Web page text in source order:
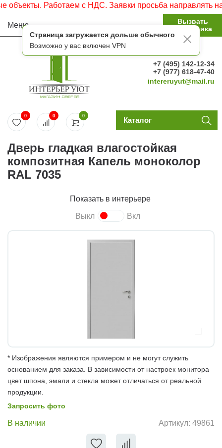
Страница загружается дольше обычного
Возможно у вас включен VPN
Работаем с НДС. Заявки просьба направлять на
Меню
Вызвать
замерщика
+7 (495) 142-12-34
+7 (977) 618-47-40
intereruyut@mail.ru
0
0 0 Каталог
Дверь гладкая влагостойкая
композитная Капель моноколор
RAL 7035
Показать в интерьере
Выкл Вкл
* Изображения являются примером и не могут служить
основанием для заказа. В зависимости от настроек монитора
цвет шпона, эмали и стекла может отличаться от реальной
продукции.
Запросить фото
В наличии Артикул: 49861